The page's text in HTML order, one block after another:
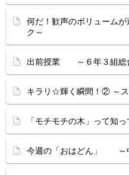
何だ！歓声のボリューム
ク～
出前授業 ～６年３組総
キラリ☆輝く瞬間！② ～ス
「モチモチの木」って
今週の「おはどん」 ～